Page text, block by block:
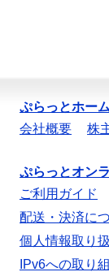
ぷらっとホー
会社概要
株
ぷらっとオン
ご利用ガイド
配送・決済に
個人情報取り
IPv6への取り